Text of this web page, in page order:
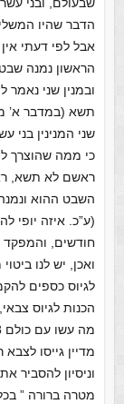
הדבר שהיו
אבל לפי דעתי
הראשון נמנה
ובמנין שני
תשא (במדבר א’
שני המנינין בני
כי ממה שהוצרך
ראשם לא תשא,
השבט ההוא
(ע”כ. איזה יופי
חודשים, והמפקד
ואכן, יש לנו
לגיוס כספים
הכנות לגיוס צבאי, 600 אלף חיילים, צבא גדול.
מדיין גייסו לצבא רק 12,000 איש.וכו’ (פרשת
וניסיון להסביר
מטרה ברורה ”